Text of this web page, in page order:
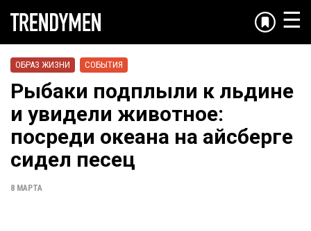
☰
ОБРАЗ ЖИЗНИ СОБЫТИЯ
Рыбаки подплыли к льдине
и увидели животное:
посреди океана на айсберге
сидел песец
8 МАРТА